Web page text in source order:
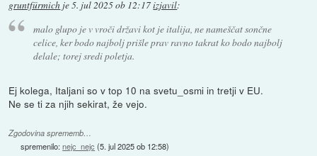
gruntfürmich je5. jul 2025 ob 12:17izjavil:
malo glupo je v vroči državi kot je italija, ne nameščat sončne
celice, ker bodo najbolj prišle prav ravno takrat ko bodo najbolj
delale; torej sredi poletja.
Ej kolega, Italjani so v top 10 na svetu_osmi in tretji v EU.
Ne se ti za njih sekirat, že vejo.
Zgodovina sprememb…
spremenilo:nejc_nejc (5. jul 2025 ob 12:58)